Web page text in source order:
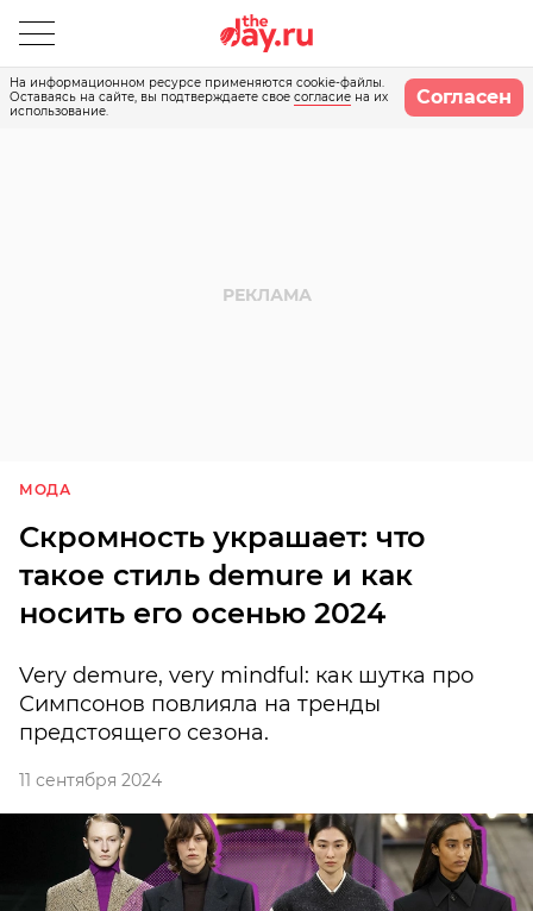
На информационном ресурсе применяются cookie-файлы.
Оставаясь на сайте, вы подтверждаете свое согласие на их
использование.
Согласен
МОДА
Скромность украшает: что
такое стиль demure и как
носить его осенью 2024
Very demure, very mindful: как шутка про
Симпсонов повлияла на тренды
предстоящего сезона.
11 сентября 2024